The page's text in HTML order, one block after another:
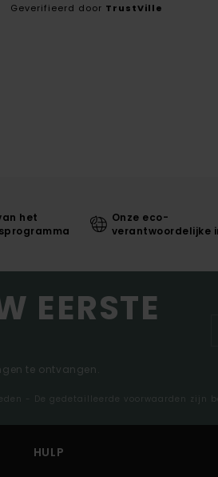
Geverifieerd door TrustVille
het
Onze eco-
verantwoordelijke
EERSTE
te ontvangen.
- De gedetailleerde voorwaarden zijn
HULP